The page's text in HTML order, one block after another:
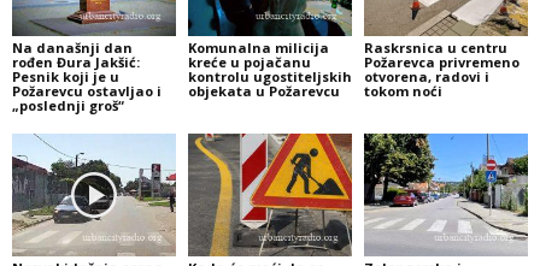
Na današnji dan
rođen Đura Jakšić:
Pesnik koji je u
Požarevcu ostavljao i
„poslednji groš“
Komunalna milicija
kreće u pojačanu
kontrolu ugostiteljskih
objekata u Požarevcu
Raskrsnica u centru
Požarevca privremeno
otvorena, radovi i
tokom noći